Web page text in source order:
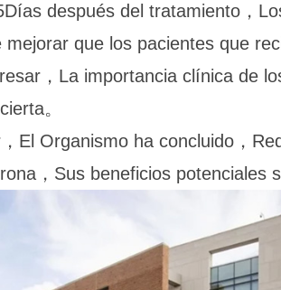
después del tratamiento，
que los pacientes que
，La importancia clínica de
。
El Organismo ha concluido，
，Sus beneficios potenciales